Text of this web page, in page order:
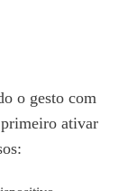
o gesto com
ativar